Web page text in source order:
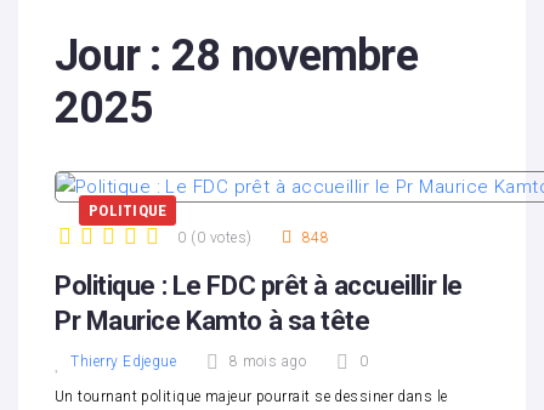
Jour : 28 novembre
2025
POLITIQUE
0 ( 0 votes) 848
Politique : Le FDC prêt à accueillir le
Pr Maurice Kamto à sa tête
Thierry Edjegue 8 mois ago 0
Un tournant politique majeur pourrait se dessiner dans le